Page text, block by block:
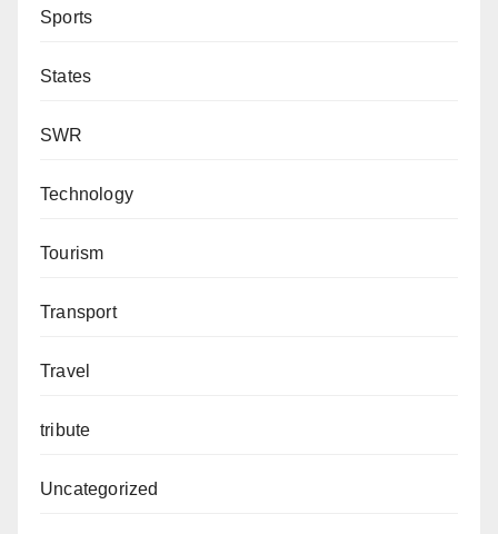
Sports
States
SWR
Technology
Tourism
Transport
Travel
tribute
Uncategorized